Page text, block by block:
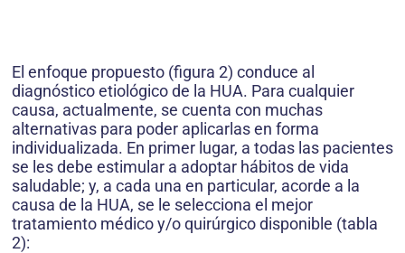
El enfoque propuesto (figura 2) conduce al
diagnóstico etiológico de la HUA. Para cualquier
causa, actualmente, se cuenta con muchas
alternativas para poder aplicarlas en forma
individualizada. En primer lugar, a todas las pacientes
se les debe estimular a adoptar hábitos de vida
saludable; y, a cada una en particular, acorde a la
causa de la HUA, se le selecciona el mejor
tratamiento médico y/o quirúrgico disponible (tabla
2):